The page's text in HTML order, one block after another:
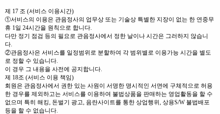
제 17 조 (서비스 이용시간)
①서비스의 이용은 관음정사의 업무상 또는 기술상 특별한 지장이 없는 한 연중무
휴 1일 24시간을 원칙으로 합니다.
다만 정기 점검 등의 필요로 관음정사에서 정한 날이나 시간은 그러하지 않습니
다.
②관음정사은 서비스를 일정범위로 분할하여 각 범위별로 이용가능 시간을 별도
로 정할 수 있습니다.
이 경우 그 내용을 사전에 공지합니다.
제 18조 (서비스 이용 책임)
회원은 관음정사에서 권한 있는 사원이 서명한 명시적인 서면에 구체적으로 허용
한 경우를 제외하고는 서비스를 이용하여 불법상품을 판매하는 영업활동을 할 수
없으며 특히 해킹, 돈벌기 광고, 음란사이트를 통한 상업행위, 상용S/W 불법배포
등을 할 수 없습니다.